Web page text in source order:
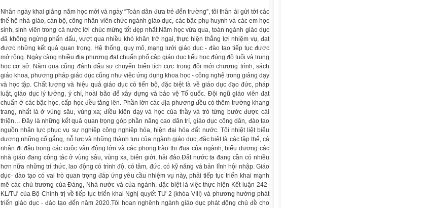
Nhân ngày khai giảng năm học mới và ngày “Toàn dân đưa trẻ đến trường”, tôi thân ái gửi tới các
thế hệ nhà giáo, cán bộ, công nhân viên chức ngành giáo dục, các bậc phụ huynh và các em học
sinh, sinh viên trong cả nước lời chúc mừng tốt đẹp nhất.Năm học vừa qua, toàn ngành giáo dục
đã không ngừng phấn đấu, vượt qua nhiều khó khăn trở ngại, thực hiện thắng lợi nhiệm vụ, đạt
được những kết quả quan trọng. Hệ thống, quy mô, mạng lưới giáo dục - đào tạo tiếp tục được
mở rộng. Ngày càng nhiều địa phương đạt chuẩn phổ cập giáo dục tiểu học đúng độ tuổi và trung
học cơ sở. Năm qua cũng đánh dấu sự chuyển biến tích cực trong đổi mới chương trình, sách
giáo khoa, phương pháp giáo dục cũng như việc ứng dụng khoa học - công nghệ trong giảng dạy
và học tập. Chất lượng và hiệu quả giáo dục có tiến bộ, đặc biệt là về giáo dục đạo đức, pháp
luật, giáo dục lý tưởng, ý chí, hoài bão để xây dựng và bảo vệ Tổ quốc. Đội ngũ giáo viên đạt
chuẩn ở các bậc học, cấp học đều tăng lên. Phần lớn các địa phương đều có thêm trường khang
trang, nhất là ở vùng sâu, vùng xa; điều kiện dạy và học của thầy và trò từng bước được cải
thiện… Đây là những kết quả quan trọng góp phần nâng cao dân trí, giáo dục công dân, đào tạo
nguồn nhân lực phục vụ sự nghiệp công nghiệp hóa, hiện đại hóa đất nước. Tôi nhiệt liệt biểu
dương những cố gắng, nỗ lực và những thành tựu của ngành giáo dục, đặc biệt là các tập thể, cá
nhân đi đầu trong các cuộc vận động lớn và các phong trào thi đua của ngành, biểu dương các
nhà giáo đang công tác ở vùng sâu, vùng xa, biên giới, hải đảo.Đất nước ta đang cần có nhiều
hơn nữa những trí thức, lao động có trình độ, có tâm, đức, có kỹ năng và bản lĩnh hội nhập. Giáo
dục- đào tạo có vai trò quan trọng đáp ứng yêu cầu nhiệm vụ này, phải tiếp tục triển khai mạnh
mẽ các chủ trương của Đảng, Nhà nước và của ngành, đặc biệt là việc thực hiện Kết luận 242-
KL/TƯ của Bộ Chính trị về tiếp tục triển khai Nghị quyết TƯ 2 (khóa VIII) và phương hướng phát
triển giáo dục - đào tạo đến năm 2020.Tôi hoan nghênh ngành giáo dục phát động chủ đề cho